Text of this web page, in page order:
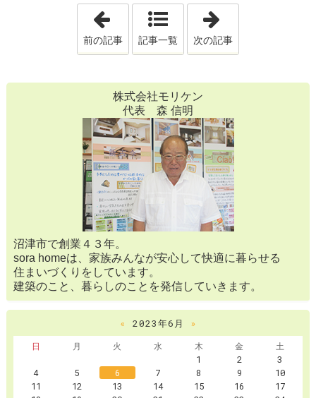
「もりそらマルシェ開催しました！」
前の記事 記事一覧 次の記事
株式会社モリケン
代表 森 信明
沼津市で創業４３年。
sora homeは、家族みんなが安心して快適に暮らせる
住まいづくりをしています。
建築のこと、暮らしのことを発信していきます。
« 2023年6月
»
日
月 火 水 木 金
土
1
2
3
4
5 6 7 8 9
10
11
12 13 14 15 16
17